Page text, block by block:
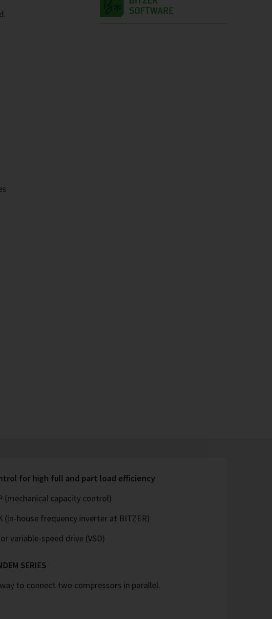
for high full and part load efficiency
(mechanical capacity control)
(in-house frequency inverter at BITZER)
variable-speed drive (VSD)
SERIES
to connect two compressors in parallel.